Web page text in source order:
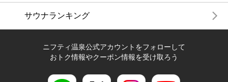
サウナランキング
ニフティ温泉公式アカウントをフォローして
おトク情報やクーポン情報を受け取ろう